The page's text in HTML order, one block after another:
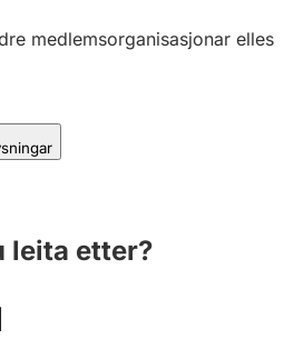
medlemsorganisasjonar elles
leita etter?